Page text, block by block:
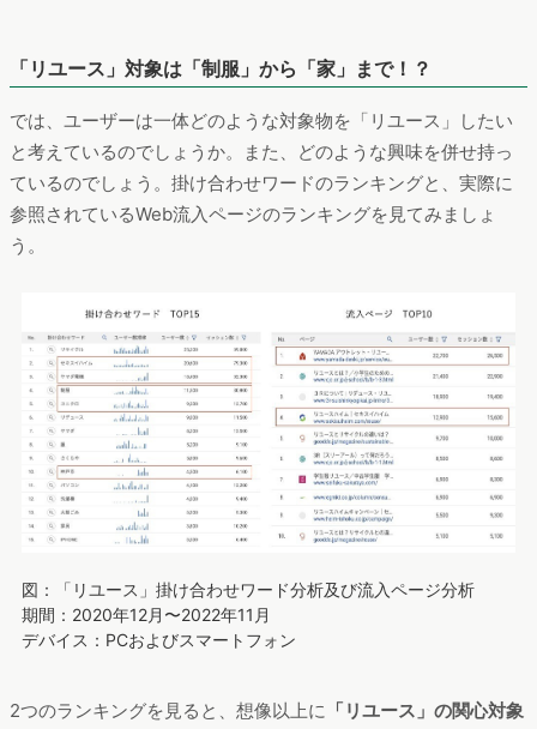
「リユース」対象は「制服」から「家」まで！？
では、ユーザーは一体どのような対象物を「リユース」したい
と考えているのでしょうか。また、どのような興味を併せ持っ
ているのでしょう。掛け合わせワードのランキングと、実際に
参照されているWeb流入ページのランキングを見てみましょ
う。
図：「リユース」掛け合わせワード分析及び流入ページ分析
期間：2020年12月〜2022年11月
デバイス：PCおよびスマートフォン
2つのランキングを見ると、想像以上に 「リユース」の関心対象